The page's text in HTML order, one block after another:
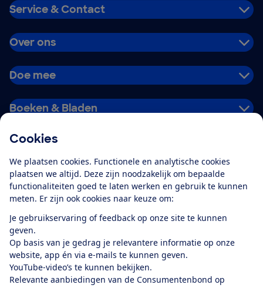
Cookies
We plaatsen cookies. Functionele en analytische cookies
plaatsen we altijd. Deze zijn noodzakelijk om bepaalde
functionaliteiten goed te laten werken en gebruik te kunnen
meten. Er zijn ook cookies naar keuze om:
Je gebruikservaring of feedback op onze site te kunnen
geven.
Op basis van je gedrag je relevantere informatie op onze
website, app én via e-mails te kunnen geven.
YouTube-video’s te kunnen bekijken.
Relevante aanbiedingen van de Consumentenbond op
Service & Contact
Over ons
Doe mee
Boeken & Bladen
Alles over de
app
Algemene Voorwaarden
Privacyverklaring
Cookiebeleid
Privacyvoorkeuren
Toegankelijkheid